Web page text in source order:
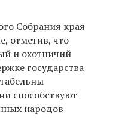
Собрания края
отметив, что
и охотничий
государства
способствуют
народов